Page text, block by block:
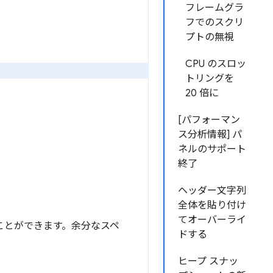
フレームグラ
フでのスクリ
プトの無視
CPU のスロッ
トリングを
20 倍に
[パフォーマン
ス分析情報] パ
ネルのサポート
終了
ヘッダー文字列
全体を貼り付け
てオーバーライ
ドする
ヒープ スナッ
ができます。余分なスペ